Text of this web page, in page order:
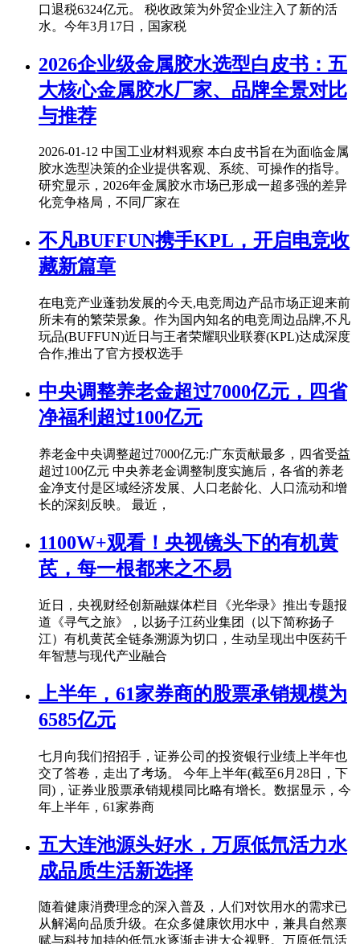
口退税6324亿元。 税收政策为外贸企业注入了新的活
水。今年3月17日，国家税
2026企业级金属胶水选型白皮书：五
大核心金属胶水厂家、品牌全景对比
与推荐
2026-01-12 中国工业材料观察 本白皮书旨在为面临金属
胶水选型决策的企业提供客观、系统、可操作的指导。
研究显示，2026年金属胶水市场已形成一超多强的差异
化竞争格局，不同厂家在
不凡BUFFUN携手KPL，开启电竞收
藏新篇章
在电竞产业蓬勃发展的今天,电竞周边产品市场正迎来前
所未有的繁荣景象。作为国内知名的电竞周边品牌,不凡
玩品(BUFFUN)近日与王者荣耀职业联赛(KPL)达成深度
合作,推出了官方授权选手
中央调整养老金超过7000亿元，四省
净福利超过100亿元
养老金中央调整超过7000亿元:广东贡献最多，四省受益
超过100亿元 中央养老金调整制度实施后，各省的养老
金净支付是区域经济发展、人口老龄化、人口流动和增
长的深刻反映。 最近，
1100W+观看！央视镜头下的有机黄
芪，每一根都来之不易
近日，央视财经创新融媒体栏目《光华录》推出专题报
道《寻气之旅》，以扬子江药业集团（以下简称扬子
江）有机黄芪全链条溯源为切口，生动呈现出中医药千
年智慧与现代产业融合
上半年，61家券商的股票承销规模为
6585亿元
七月向我们招招手，证券公司的投资银行业绩上半年也
交了答卷，走出了考场。 今年上半年(截至6月28日，下
同)，证券业股票承销规模同比略有增长。数据显示，今
年上半年，61家券商
五大连池源头好水，万原低氘活力水
成品质生活新选择
随着健康消费理念的深入普及，人们对饮用水的需求已
从解渴向品质升级。在众多健康饮用水中，兼具自然禀
赋与科技加持的低氘水逐渐走进大众视野。万原低氘活